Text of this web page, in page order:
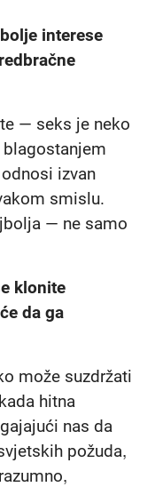
interese
— seks je neko
blagostanjem
izvan
smislu.
— ne samo
klonite
da ga
može suzdržati
hitna
nas da
požuda,